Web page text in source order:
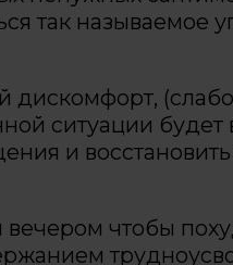
так называемое
ситуации будет
и
чтобы